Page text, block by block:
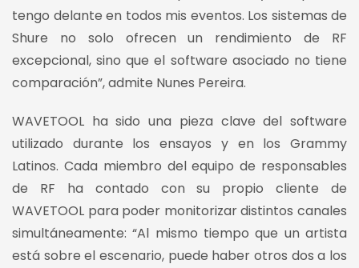
tengo delante en todos mis eventos. Los sistemas de
Shure no solo ofrecen un rendimiento de RF
excepcional, sino que el software asociado no tiene
comparación”, admite Nunes Pereira.
WAVETOOL ha sido una pieza clave del software
utilizado durante los ensayos y en los Grammy
Latinos. Cada miembro del equipo de responsables
de RF ha contado con su propio cliente de
WAVETOOL para poder monitorizar distintos canales
simultáneamente: “Al mismo tiempo que un artista
está sobre el escenario, puede haber otros dos a los